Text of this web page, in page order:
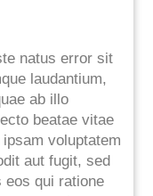
natus error sit
laudantium,
ab illo
beatae vitae
voluptatem
aut fugit, sed
eos qui ratione